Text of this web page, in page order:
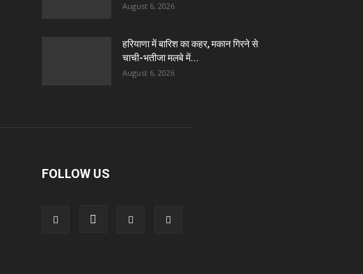
August 6, 2026
हरियाणा में बारिश का कहर, मकान गिरने से
चाची-भतीजा मलबे में...
August 6, 2026
FOLLOW US